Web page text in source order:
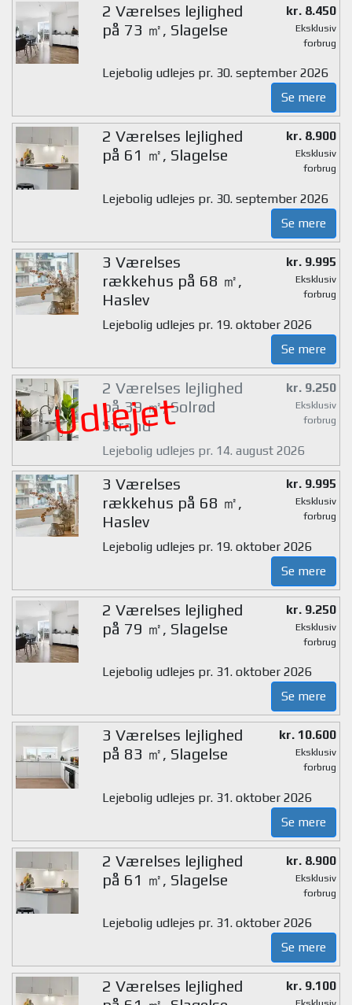
2 Værelses lejlighed
på 73 ㎡, Slagelse
kr. 8.450
Eksklusiv
forbrug
Lejebolig udlejes pr. 30. september 2026
Se mere
2 Værelses lejlighed
på 61 ㎡, Slagelse
kr. 8.900
Eksklusiv
forbrug
Lejebolig udlejes pr. 30. september 2026
Se mere
3 Værelses
rækkehus på 68 ㎡,
Haslev
kr. 9.995
Eksklusiv
forbrug
Lejebolig udlejes pr. 19. oktober 2026
Se mere
Udlejet
2 Værelses lejlighed
på 39 ㎡, Solrød
Strand
kr. 9.250
Eksklusiv
forbrug
Lejebolig udlejes pr. 14. august 2026
3 Værelses
rækkehus på 68 ㎡,
Haslev
kr. 9.995
Eksklusiv
forbrug
Lejebolig udlejes pr. 19. oktober 2026
Se mere
2 Værelses lejlighed
på 79 ㎡, Slagelse
kr. 9.250
Eksklusiv
forbrug
Lejebolig udlejes pr. 31. oktober 2026
Se mere
3 Værelses lejlighed
på 83 ㎡, Slagelse
kr. 10.600
Eksklusiv
forbrug
Lejebolig udlejes pr. 31. oktober 2026
Se mere
2 Værelses lejlighed
på 61 ㎡, Slagelse
kr. 8.900
Eksklusiv
forbrug
Lejebolig udlejes pr. 31. oktober 2026
Se mere
2 Værelses lejlighed
kr. 9.100